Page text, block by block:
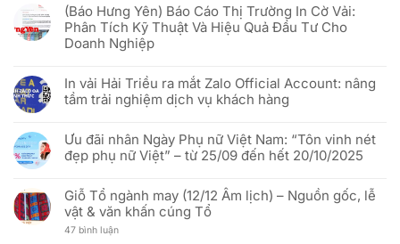
để
phục
vụ
khách
hơn
“Rực
rỡ
sắc
đỏ
sao
Mừng
51
năm
nhất
đất
nước
(30/04/1975
30/04/2026)
bình
luận
ở
[THÔNG
BÁO]
Hải
Triều:
Thay
đại
diện
và
địa
chỉ
văn
phòng
mới
(Báo Hưng Yên) Báo Cáo Thị Trường In Cờ Vải:
Phân Tích Kỹ Thuật Và Hiệu Quả Đầu Tư Cho
Doanh Nghiệp
bình
luận
ở
Yên)
Báo
Cáo
Thị
In
Cờ
Vải:
Phân
Tích
In vải Hải Triều ra mắt Zalo Official Account: nâng
tầm trải nghiệm dịch vụ khách hàng
bình
luận
ở
Hải
Triều
ra
mắt
Zalo
Ưu đãi nhân Ngày Phụ nữ Việt Nam: “Tôn vinh nét
đẹp phụ nữ Việt” – từ 25/09 đến hết 20/10/2025
bình
luận
ở
Ưu
đãi
Giỗ Tổ ngành may (12/12 Âm lịch) – Nguồn gốc, lễ
vật & văn khấn cúng Tổ
47 bình luậnở